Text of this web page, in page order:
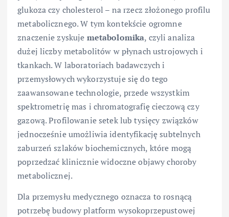
glukoza czy cholesterol – na rzecz złożonego profilu
metabolicznego. W tym kontekście ogromne
znaczenie zyskuje metabolomika, czyli analiza
dużej liczby metabolitów w płynach ustrojowych i
tkankach. W laboratoriach badawczych i
przemysłowych wykorzystuje się do tego
zaawansowane technologie, przede wszystkim
spektrometrię mas i chromatografię cieczową czy
gazową. Profilowanie setek lub tysięcy związków
jednocześnie umożliwia identyfikację subtelnych
zaburzeń szlaków biochemicznych, które mogą
poprzedzać klinicznie widoczne objawy choroby
metabolicznej.
Dla przemysłu medycznego oznacza to rosnącą
potrzebę budowy platform wysokoprzepustowej